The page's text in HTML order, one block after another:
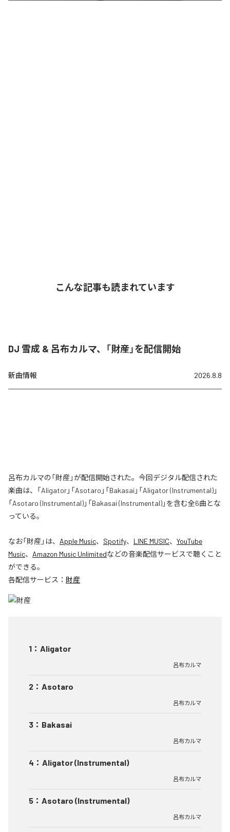
こんな記事も読まれています
DJ 雪成 & 呂布カルマ、「財産」を配信開始
新曲情報 2026.8.8
呂布カルマの「財産」が配信開始された。今回デジタル配信された
楽曲は、「Aligator」「Asotaro」「Bakasai」「Aligator (Instrumental)」
「Asotaro (Instrumental)」「Bakasai (Instrumental)」を含む全6曲とな
っている。
なお「財産」は、 Apple Music、 Spotify、 LINE MUSIC、 YouTube
Music、 Amazon Music Unlimitedなどの音楽配信サービスで聴くこと
ができる。
各配信サービス： 財産
1 ： Aligator
呂布カルマ
2 ： Asotaro
呂布カルマ
3 ： Bakasai
呂布カルマ
4 ： Aligator (Instrumental)
呂布カルマ
5 ： Asotaro (Instrumental)
呂布カルマ